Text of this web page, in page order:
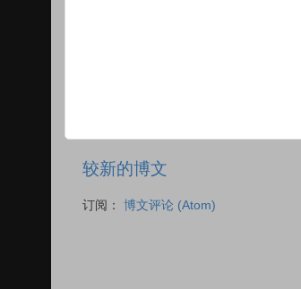
较新的博文
订阅： 博文评论 (Atom)